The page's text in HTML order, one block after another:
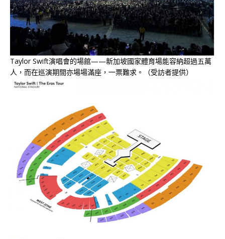
Taylor Swift演唱會的場館——新加坡國家體育場能容納超過五萬
人，而在巡演期間亦場場滿座，一票難求。（受訪者提供）